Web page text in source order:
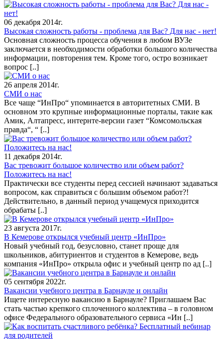
06 декабря 2014г.
Высокая сложность работы - проблема для Вас? Для нас - нет!
Основная сложность процесса обучения в любом ВУЗе
заключается в необходимости обработки большого количества
информации, повторения тем. Кроме того, остро возникает
вопрос [..]
26 апреля 2014г.
СМИ о нас
Все чаще “ИнПро“ упоминается в авторитетных СМИ. В
основном это крупные информационные порталы, такие как
Амик, Алтапресс, интернте-версии газет “Комсомольская
правда“, “ [..]
11 декабря 2014г.
Вас тревожит большое количество или объем работ?
Положитесь на нас!
Практически все студенты перед сессией начинают задаваться
вопросом, как справиться с большим объемом работ?!
Действительно, в данный период учащемуся приходится
обрабаты [..]
23 августа 2017г.
В Кемерове открылся учебный центр «ИнПро»
Новый учебный год, безусловно, станет проще для
школьников, абитуриентов и студентов в Кемерове, ведь
компания «ИнПро» открыла офис и учебный центр по ад [..]
05 сентября 2022г.
Вакансии учебного центра в Барнауле и онлайн
Ищете интересную вакансию в Барнауле? Приглашаем Вас
стать частью крепкого сплоченного коллектива – в головном
офисе Федерального образовательного сервиса «Ин [..]